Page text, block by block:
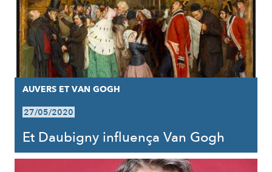
AUVERS ET VAN GOGH
27/05/2020
Et Daubigny influença Van Gogh